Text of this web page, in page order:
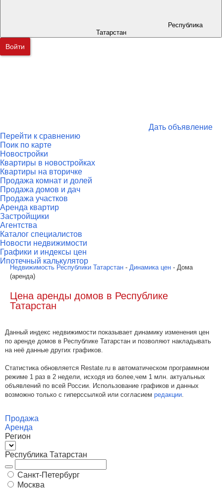
Республика
Татарстан
Войти
Дать объявление
Перейти к сравнению
Поик по карте
Новостройки
Квартиры в новостройках
Квартиры на вторичке
Продажа комнат и долей
Продажа домов и дач
Продажа участков
Аренда квартир
Застройщики
Агентства
Каталог специалистов
Новости недвижимости
Графики и индексы цен
Ипотечный калькулятор
Недвижимость Республики Татарстан - Динамика цен - Дома
(аренда)
Цена аренды домов в Республике
Татарстан
Данный индекс недвижимости показывает динамику изменения цен
по аренде домов в Республике Татарстан и позволяют накладывать
на неё данные других графиков.
Статистика обновляется Restate.ru в автоматическом программном
режиме 1 раз в 2 недели, исходя из более,чем 1 млн. актуальных
объявлений по всей России. Использование графиков и данных
возможно только с гиперссылкой или согласием редакции.
Продажа
Аренда
Регион
Республика Татарстан
Санкт-Петербург
Москва